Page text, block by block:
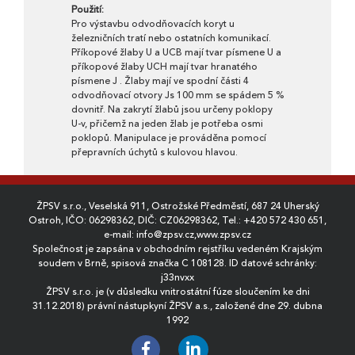
Použití:
Pro výstavbu odvodňovacích koryt u
železničních tratí nebo ostatních komunikací.
Příkopové žlaby U a UCB mají tvar písmene U a
příkopové žlaby UCH mají tvar hranatého
písmene J . Žlaby mají ve spodní části 4
odvodňovací otvory Js 100 mm se spádem 5 %
dovnitř. Na zakrytí žlabů jsou určeny poklopy
U-v, přičemž na jeden žlab je potřeba osmi
poklopů. Manipulace je prováděna pomocí
přepravních úchytů s kulovou hlavou.
ŽPSV s.r.o., Veselská 911, Ostrožské Předměstí, 687 24 Uherský
Ostroh, IČO: 06298362, DIČ: CZ06298362, Tel.: +420 572 430 651 ,
e-mail: info@zpsv.cz,www.zpsv.cz
Společnost je zapsána v obchodním rejstříku vedeném Krajským
soudem v Brně, spisová značka C 108128. ID datové schránky:
j33nvxx
ŽPSV s.r.o. je (v důsledku vnitrostátní fúze sloučením ke dni
31.12.2018) právní nástupkyní ŽPSV a.s., založené dne 29. dubna
1992